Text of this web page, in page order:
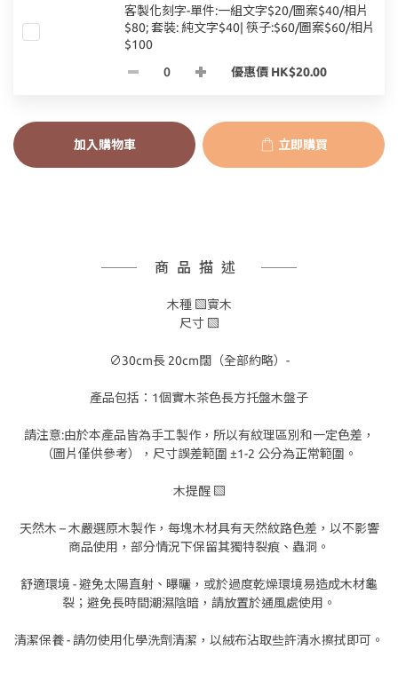
客製化刻字-單件:一組文字$20/圖案$40/相片
$80; 套裝: 純文字$40| 筷子:$60/圖案$60/相片
$100
優惠價 HK$20.00
加入購物車 立即購買
商品描述
木種 ▧賨木
尺寸 ▧
∅30cm長 20cm闊（全部約略）-
產品包括：1個實木茶色長方托盤木盤子
請注意:由於本產品皆為手工製作，所以有紋理區別和一定色差，
（圖片僅供參考），尺寸誤差範圍 ±1-2 公分為正常範圍。
木提醒 ▧
天然木 – 木嚴選原木製作，每塊木材具有天然紋路色差，以不影響
商品使用，部分情況下保留其獨特裂痕、蟲洞。
舒適環境 - 避免太陽直射、曝曬，或於過度乾燥環境易造成木材龜
裂；避免長時間潮濕陰暗，請放置於通風處使用。
清潔保養 - 請勿使用化學洗劑清潔，以絨布沾取些許清水擦拭即可。